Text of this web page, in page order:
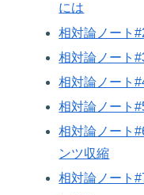
には
相対論ノート
相対論ノート
相対論ノート
相対論ノート
相対論ノート
ンツ収縮
相対論ノート